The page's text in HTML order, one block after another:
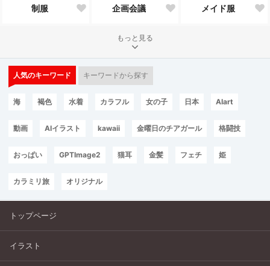
制服 企画会議 メイド服
もっと見る
人気のキーワード キーワードから探す
海 褐色 水着 カラフル 女の子 日本 AIart
動画 AIイラスト kawaii 金曜日のチアガール 格闘技
おっぱい GPTImage2 猫耳 金髪 フェチ 姫
カラミリ旅 オリジナル
トップページ
イラスト